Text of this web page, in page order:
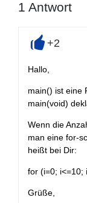
1 Antwort
+2
Hallo,
main() ist eine
main(void)
Wenn die
man eine for-
heißt bei Dir:
for (i=0; i<=10;
Grüße,